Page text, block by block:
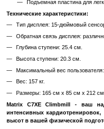
Ручки Ergo Form
Встроенный 15-
удобного управления.
Совместимость
воспроизведения на
Личный вентилятор с
Совместимость с
Конструкция и